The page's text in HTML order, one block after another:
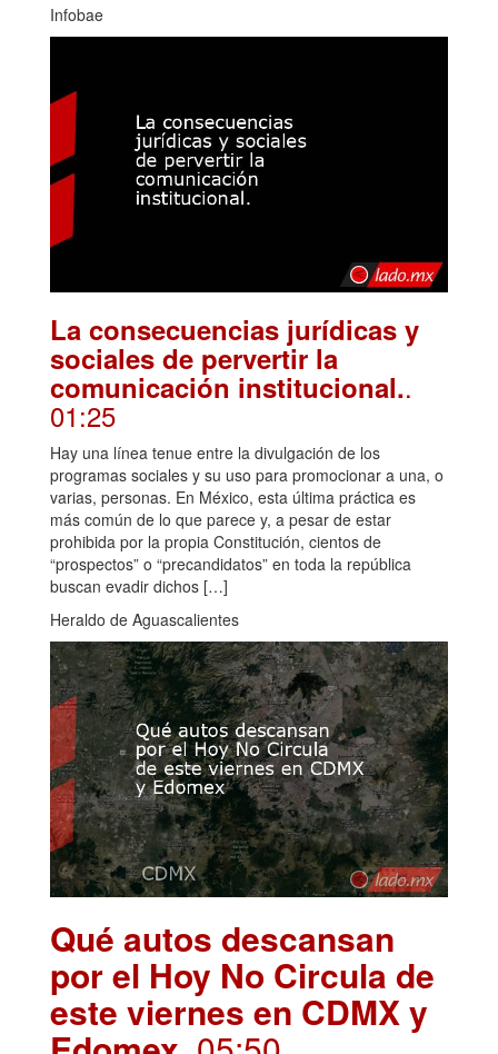
Infobae
La consecuencias jurídicas y
sociales de pervertir la
comunicación institucional..
01:25
Hay una línea tenue entre la divulgación de los
programas sociales y su uso para promocionar a una, o
varias, personas. En México, esta última práctica es
más común de lo que parece y, a pesar de estar
prohibida por la propia Constitución, cientos de
“prospectos” o “precandidatos” en toda la república
buscan evadir dichos […]
Heraldo de Aguascalientes
Qué autos descansan
por el Hoy No Circula de
este viernes en CDMX y